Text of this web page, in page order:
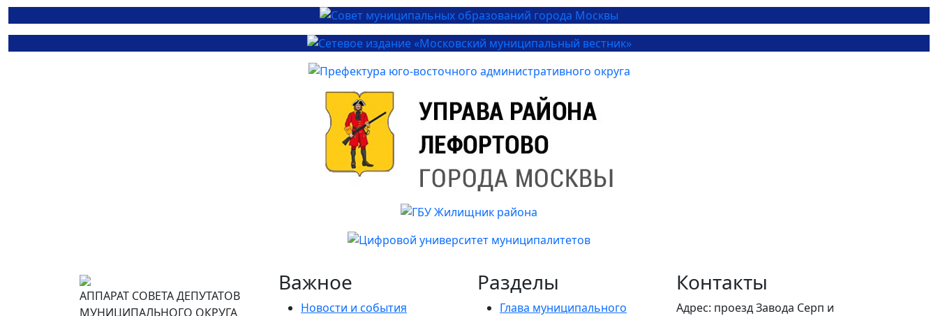
АППАРАТ СОВЕТА ДЕПУТАТОВ
МУНИЦИПАЛЬНОГО ОКРУГА
Важное
Новости и события
Разделы
Глава муниципального
Контакты
Адрес: проезд Завода Серп и